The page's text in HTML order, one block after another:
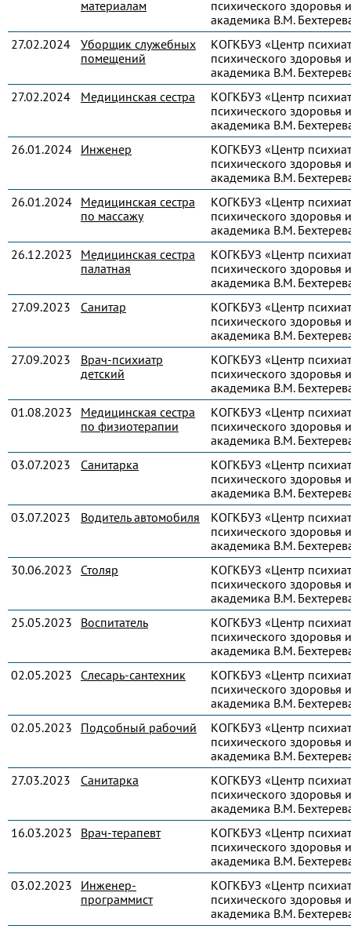
материалам
психического здоровья
академика В.М.
27.02.2024
Уборщик служебных
помещений
КОГКБУЗ «Центр
психического здоровья
академика В.М.
27.02.2024
Медицинская сестра
КОГКБУЗ «Центр
психического здоровья
академика В.М.
26.01.2024 Инженер
КОГКБУЗ «Центр
психического здоровья
академика В.М.
26.01.2024 Медицинская сестра
по массажу
КОГКБУЗ «Центр
психического здоровья
академика В.М.
26.12.2023
Медицинская сестра
палатная
КОГКБУЗ «Центр
психического здоровья
академика В.М.
27.09.2023
Санитар
КОГКБУЗ «Центр
психического здоровья
академика В.М.
27.09.2023
Врач-психиатр
детский
КОГКБУЗ «Центр
психического здоровья
академика В.М.
01.08.2023
Медицинская сестра
по физиотерапии
КОГКБУЗ «Центр
психического здоровья
академика В.М.
03.07.2023
Санитарка
КОГКБУЗ «Центр
психического здоровья
академика В.М.
03.07.2023
Водитель автомобиля
КОГКБУЗ «Центр
психического здоровья
академика В.М.
30.06.2023
Столяр
КОГКБУЗ «Центр
психического здоровья
академика В.М.
25.05.2023
Воспитатель
КОГКБУЗ «Центр
психического здоровья
академика В.М.
02.05.2023
Слесарь-сантехник
КОГКБУЗ «Центр
психического здоровья
академика В.М.
02.05.2023
Подсобный рабочий
КОГКБУЗ «Центр
психического здоровья
академика В.М.
27.03.2023
Санитарка
КОГКБУЗ «Центр
психического здоровья
академика В.М.
16.03.2023
Врач-терапевт
КОГКБУЗ «Центр
психического здоровья
академика В.М.
03.02.2023
Инженер-
программист
КОГКБУЗ «Центр
психического здоровья
академика В.М.